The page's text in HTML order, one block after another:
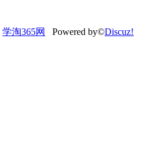
学淘365网 Powered by©Discuz!